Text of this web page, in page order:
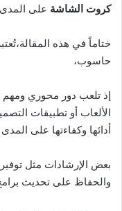
كروت الشاشة على
ختاماً في هذه
حاسوب،
إذ تلعب دور محوري
الألعاب أو تطبيقات
أدائها وكفاءتها على
بعض الإرشادات مثل
والحفاظ على تحديث